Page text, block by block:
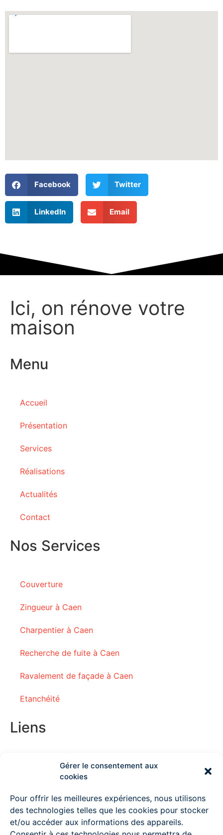
Gérer le consentement aux
cookies
Pour offrir les meilleures expériences, nous utilisons
des technologies telles que les cookies pour stocker
et/ou accéder aux informations des appareils.
Facebook Twitter
LinkedIn Email
Ici, on rénove votre
maison
Menu
Accueil
Présentation
Services
Réalisations
Actualités
Contact
Nos Services
Couverture
Zingueur à Caen
Charpentier à Caen
Recherche de fuite à Caen
Ravalement de façade à Caen
Etanchéité
Liens
Couvreur Deauville
Couvreur Ouistreham